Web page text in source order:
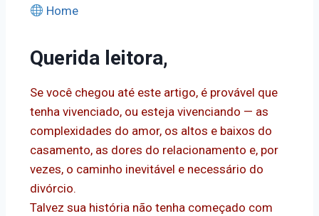
Home
Querida leitora,
Se você chegou até este artigo, é provável que
tenha vivenciado, ou esteja vivenciando — as
complexidades do amor, os altos e baixos do
casamento, as dores do relacionamento e, por
vezes, o caminho inevitável e necessário do
divórcio.
Talvez sua história não tenha começado com